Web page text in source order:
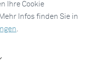
Ihre Cookie
Infos finden Sie in
.